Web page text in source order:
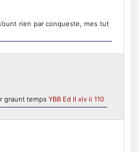
rien par conqueste, mes tut
graunt temps YBB Ed II xiv ii 110